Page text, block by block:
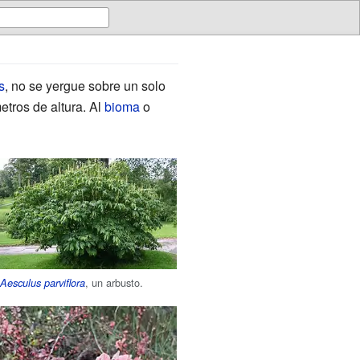
, no se yergue sobre un solo
de altura. Al biomao
Aesculus parviflora, un arbusto.